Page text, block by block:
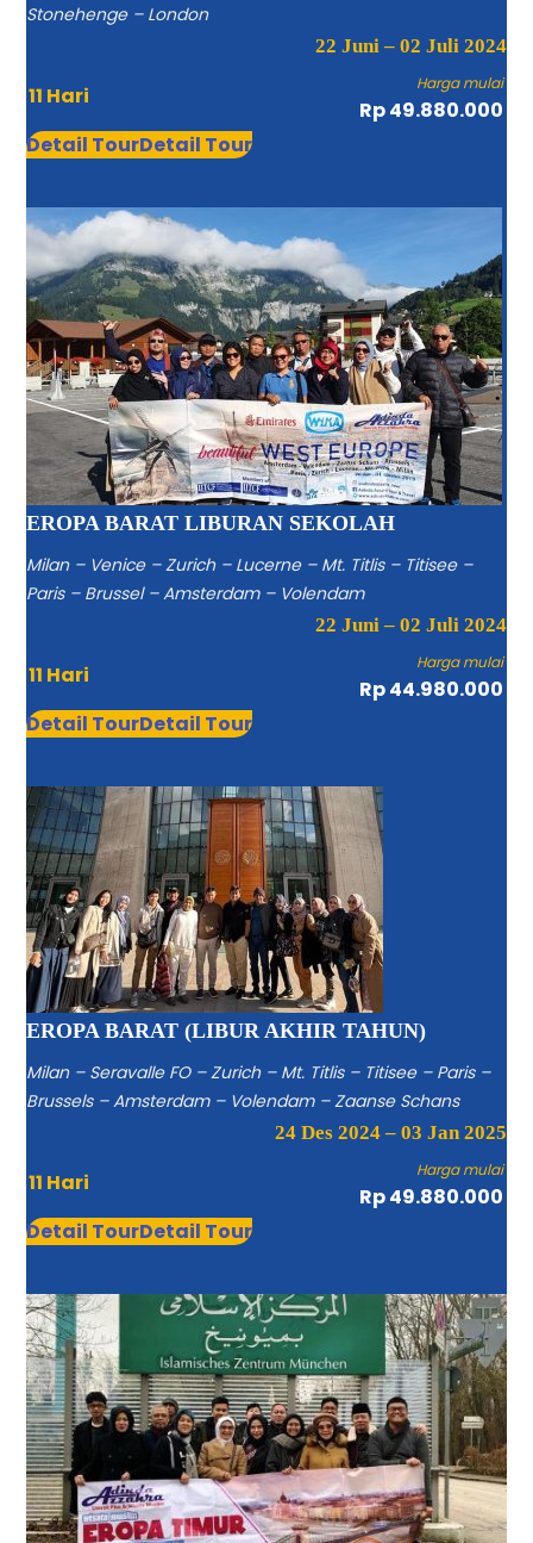
Stonehenge – London
22 Juni – 02 Juli 2024
11 Hari Harga mulai
Rp 49.880.000
Detail TourDetail Tour
EROPA BARAT LIBURAN SEKOLAH
Milan – Venice – Zurich – Lucerne – Mt. Titlis – Titisee –
Paris – Brussel – Amsterdam – Volendam
22 Juni – 02 Juli 2024
11 Hari Harga mulai
Rp 44.980.000
Detail TourDetail Tour
EROPA BARAT (LIBUR AKHIR TAHUN)
Milan – Seravalle FO – Zurich – Mt. Titlis – Titisee – Paris –
Brussels – Amsterdam – Volendam – Zaanse Schans
24 Des 2024 – 03 Jan 2025
11 Hari Harga mulai
Rp 49.880.000
Detail TourDetail Tour